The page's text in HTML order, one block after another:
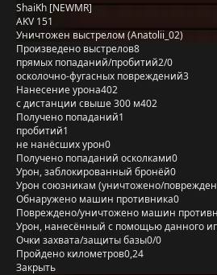
ShaiKh [NEWMR]
AKV 151
Уничтожен выстрелом (Anatolii_02)
Произведено выстрелов8
прямых попаданий/пробитий2/0
осколочно-фугасных повреждений3
Нанесение урона402
с дистанции свыше 300 м402
Получено попаданий1
пробитий1
не нанёсших урон0
Получено попаданий осколками0
Урон, заблокированный бронёй0
Урон союзникам (уничтожено/
Обнаружено машин противника0
Повреждено/уничтожено машин
Урон, нанесённый с помощью данного
Очки захвата/защиты базы0/0
Пройдено километров0,24
Закрыть